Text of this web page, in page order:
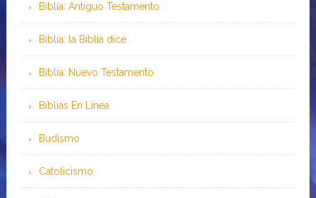
Biblia: Antiguo Testamento
Biblia: la Biblia dice
Biblia: Nuevo Testamento
Bíblias En Línea
Budismo
Catolicismo